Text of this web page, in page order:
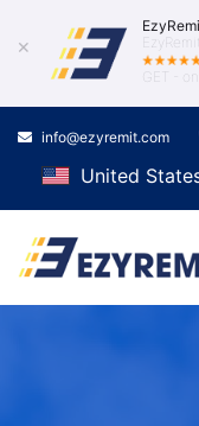
✕
GET -
info@ezyremit.com
United